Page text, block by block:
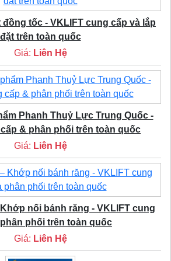
đồng tốc - VKLIFT cung cấp và lắp
đặt trên toàn quốc
Giá: Liên Hệ
Phanh Thuỷ Lực Trung Quốc -
& phân phối trên toàn quốc
Giá: Liên Hệ
nối bánh răng - VKLIFT cung
phối trên toàn quốc
Giá: Liên Hệ